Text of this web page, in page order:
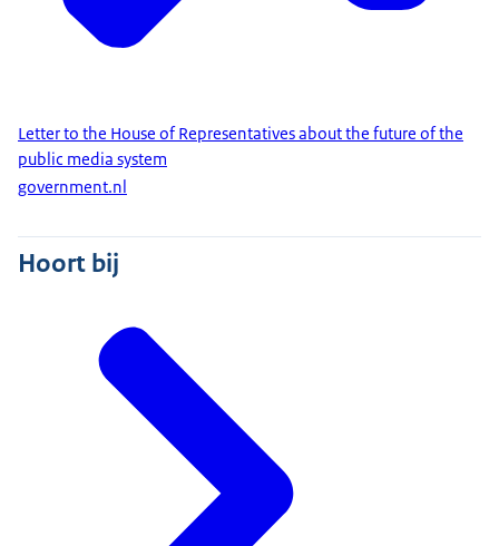
Letter to the House of Representatives about the future of the
public media system
government.nl
Hoort bij